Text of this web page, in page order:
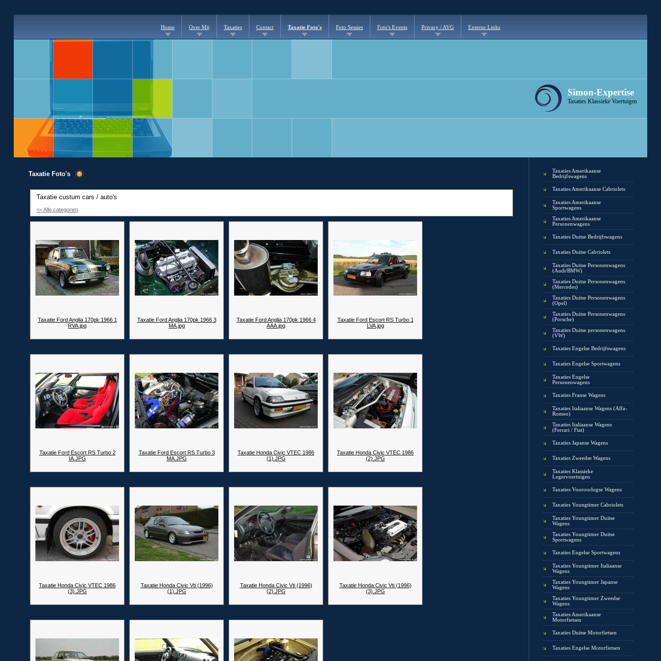
Home Over Mij Taxaties Contact Taxatie Foto's Foto Sessies Foto's Events Privacy / AVG Externe Links
Simon-Expertise
Taxaties Klassieke Voertuigen
Taxatie Foto's
Taxatie custum cars / auto's
<< Alle categorien
Taxatie Ford Anglia 170pk 1966 1
RVA.jpg
Taxatie Ford Anglia 170pk 1966 3
MA.jpg
Taxatie Ford Anglia 170pk 1966 4
AAA.jpg
Taxatie Ford Escort RS Turbo 1
LVA.jpg
Taxatie Ford Escort RS Turbo 2
IA.JPG
Taxatie Ford Escort RS Turbo 3
MA.JPG
Taxatie Honda Civic VTEC 1986
(1).JPG
Taxatie Honda Civic VTEC 1986
(2).JPG
Taxatie Honda Civic VTEC 1986
(3).JPG
Taxatie Honda Civic Vti (1996)
(1).JPG
Taxatie Honda Civic Vti (1996)
(2).JPG
Taxatie Honda Civic Vti (1996)
(3).JPG
Taxaties Amerikaanse
Bedrijfswagens
Taxaties Amerikaanse Cabriolets
Taxaties Amerikaanse
Sportwagens
Taxaties Amerikaanse
Personenwagens
Taxaties Duitse Bedrijfswagens
Taxaties Duitse Cabriolets
Taxaties Duitse Personenwagens
(Audi/BMW)
Taxaties Duitse Personenwagens
(Mercedes)
Taxaties Duitse Personenwagens
(Opel)
Taxaties Duitse Personenwagens
(Porsche)
Taxaties Duitse personenwagens
(VW)
Taxaties Engelse Bedrijfswagens
Taxaties Engelse Sportwagens
Taxaties Engelse
Personenwagens
Taxaties Franse Wagens
Taxaties Italiaanse Wagens (Alfa-
Romeo)
Taxaties Italiaanse Wagens
(Ferrari / Fiat)
Taxaties Japanse Wagens
Taxaties Zweedse Wagens
Taxaties Klassieke
Legervoertuigen
Taxaties Vooroorlogse Wagens
Taxaties Youngtimer Cabriolets
Taxaties Youngtimer Duitse
Wagens
Taxaties Youngtimer Duitse
Sportwagens
Taxaties Engelse Sportwagens
Taxaties Youngtimer Italiaanse
Wagens
Taxaties Youngtimer Japanse
Wagens
Taxaties Youngtimer Zweedse
Wagens
Taxaties Amerikaanse
Motorfietsen
Taxaties Duitse Motorfietsen
Taxaties Engelse Motorfietsen